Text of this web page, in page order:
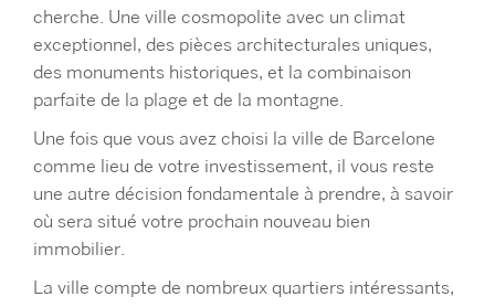
cherche. Une ville cosmopolite avec un climat
exceptionnel, des pièces architecturales uniques,
des monuments historiques, et la combinaison
parfaite de la plage et de la montagne.
Une fois que vous avez choisi la ville de Barcelone
comme lieu de votre investissement, il vous reste
une autre décision fondamentale à prendre, à savoir
où sera situé votre prochain nouveau bien
immobilier.
La ville compte de nombreux quartiers intéressants,